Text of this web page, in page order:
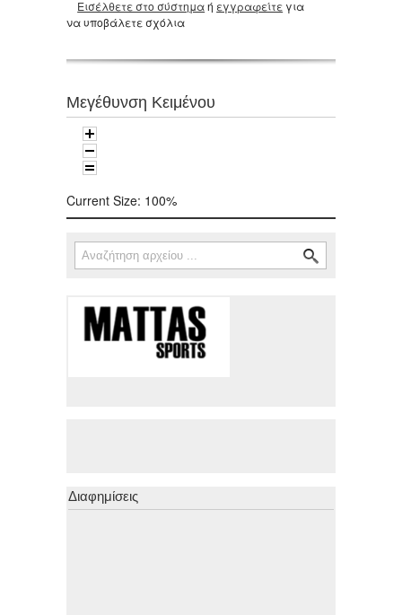
Εισέλθετε στο σύστημαή εγγραφείτε για
να υποβάλετε σχόλια
Μεγέθυνση Κειμένου
Current Size: 100%
Φόρμα αναζήτησης
Αναζήτηση
Διαφημίσεις